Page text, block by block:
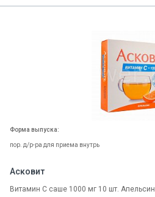
Форма выпуска:
пор. д/р-ра для приема внутрь
Асковит
Витамин C саше 1000 мг 10 шт. Апельсин